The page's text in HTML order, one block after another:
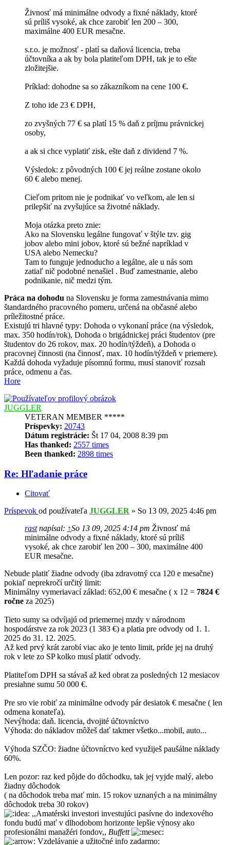
Živnosť má minimálne odvody a fixné náklady, ktoré
sú príliš vysoké, ak chce zarobiť len 200 – 300,
maximálne 400 EUR mesačne.
s.r.o. je možnosť - platí sa daňová licencia, treba
účtovníka a ak by bola platiteľom DPH, tak je to ešte
zložitejšie.
Príklad: dohodne sa so zákazníkom na cene 100 €.
Z toho ide 23 € DPH,
zo zvyšných 77 € sa platí 15 % daň z príjmu právnickej
osoby,
a ak si chce vyplatiť zisk, ešte daň z dividend 7 %.
Výsledok: z pôvodných 100 € jej reálne zostane okolo
60 € alebo menej.
Cieľom pritom nie je podnikať vo veľkom, ale len si
prilepšiť na zvyšujúce sa životné náklady.
Moja otázka preto znie:
Ako na Slovensku legálne fungovať v štýle tzv. gig
jobov alebo mini jobov, ktoré sú bežné napríklad v
USA alebo Nemecku?
Tam to funguje jednoducho a legálne, ale u nás som
zatiaľ nič podobné nenašiel . Buď zamestnanie, alebo
podnikanie, nič medzi tým.
Práca na dohodu na Slovensku je forma zamestnávania mimo
štandardného pracovného pomeru, určená na občasné alebo
príležitostné práce.
Existujú tri hlavné typy: Dohoda o vykonaní práce (na výsledok,
max. 350 hodín/rok), Dohoda o brigádnickej práci študentov (pre
študentov do 26 rokov, max. 20 hodín/týždeň), a Dohoda o
pracovnej činnosti (na činnosť, max. 10 hodín/týždeň v priemere).
Každá dohoda vyžaduje písomnú formu, musí stanoviť rozsah
práce, odmenu a čas.
Hore
JUGGLER
VETERAN MEMBER *****
Príspevky: 20743
Dátum registrácie: Št 17 04, 2008 8:39 pm
Has thanked: 2557 times
Been thanked: 2898 times
Re: Hľadanie práce
Citovať
Príspevok od používateľa JUGGLER » So 13 09, 2025 4:46 pm
rastnapísal: ↑So 13 09, 2025 4:14 pm Živnosť má
minimálne odvody a fixné náklady, ktoré sú príliš
vysoké, ak chce zarobiť len 200 – 300, maximálne 400
EUR mesačne.
Nebude platiť žiadne odvody (iba zdravotný cca 120 e mesačne)
pokiaľ neprekročí určitý limit:
Minimálny vymeriavací základ: 652,00 € mesačne ( x 12 = 7824 €
ročne za 2025)
Tieto sumy sa odvíjajú od priemernej mzdy v národnom
hospodárstve za rok 2023 (1 383 €) a platia pre odvody od 1. 1.
2025 do 31. 12. 2025.
Až ked prvý krát zarobí viac ako je tento limit, príde jej na druhý
rok v lete zo SP kolko musí platiť odvody.
Platiteľom DPH sa stávaš až ked obrat za posledných 12 mesiacov
presiahne sumu 50 000 €.
Pre sro vie robiť za minimálne odvody pár desiatok € mesačne ( len
odmena konateľa).
Nevýhoda: daň. licencia, dvojité účtovníctvo
Výhoda: do nákladov môžeš dať takmer všetko...mobil, auto...
Výhoda SZČO: žiadne účtovníctvo ked využiješ paušálne náklady
60%.
Len pozor: raz ked pôjde do dôchodku, tak jej vyjde malý, alebo
žiadny dôchodok
( na dôchodok treba mať min. 15 rokov uznaných a na minimálny
dôchodok treba 30 rokov)
,,Amatérski investori investujúci pasívne do indexového
fondu budú mať v dlhodobom horizonte lepšie výnosy ako
profesionálni manažéri fondov,, Buffett
Vzdelávanie a užitočné info zadarmo: